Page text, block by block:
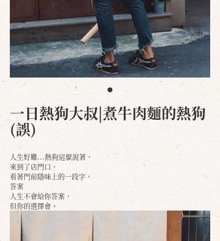
一日熱狗大叔|煮牛肉麵的熱狗
(誤)
人生好難...熱狗這麼說著，
來到了店門口，
看著門前隱味上的一段字，
答案
人生不會給你答案，
但你的選擇會。